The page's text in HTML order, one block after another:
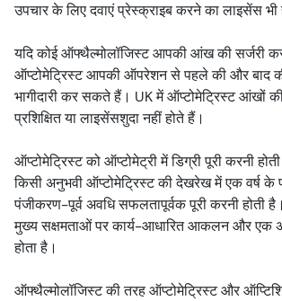
उपचार के लिए दवाएं प्रेस्क्राइब करने का लाइसेंस भी
यदि कोई ऑफ्थैल्मोलॉजिस्ट आपकी आंख की सर्जरी
ऑप्टोमेट्रिस्ट आपकी ऑपरेशन से पहले की और बाद
भागीदारी कर सकते हैं। UK में ऑप्टोमेट्रिस्ट आंखों
प्रशिक्षित या लाइसेंसशुदा नहीं होते हैं।
ऑप्टोमेट्रिस्ट को ऑप्टोमेट्री में डिग्री पूरी करनी
किसी अनुभवी ऑप्टोमेट्रिस्ट की देखरेख में एक वर्ष के
पंजीकरण-पूर्व अवधि सफलतापूर्वक पूरी करनी होती
मुख्य सक्षमताओं पर कार्य-आधारित आकलन और एक
होता है।
ऑफ्थैल्मोलॉजिस्ट की तरह ऑप्टोमेट्रिस्ट और